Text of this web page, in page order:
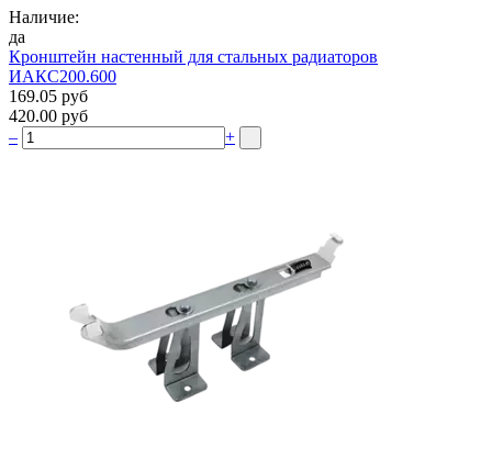
Наличие:
да
Кронштейн настенный для стальных радиаторов
ИАКС200.600
169.05 руб
420.00 руб
–
+